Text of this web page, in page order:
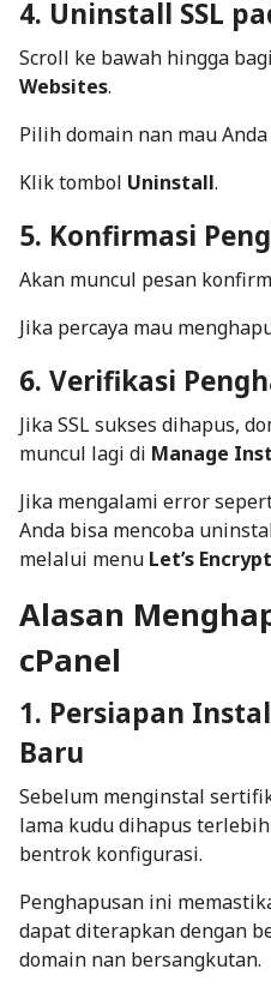
4. Uninstall SSL
Scroll ke bawah hingga
Websites.
Pilih domain nan mau Anda
Klik tombol Uninstall.
5. Konfirmasi
Akan muncul pesan
Jika percaya mau
6. Verifikasi
Jika SSL sukses dihapus,
muncul lagi di Manage
Jika mengalami error
Anda bisa mencoba
melalui menu Let’s Encrypt
Alasan
cPanel
1. Persiapan
Baru
Sebelum menginstal
lama kudu dihapus
bentrok konfigurasi.
Penghapusan ini
dapat diterapkan dengan
domain nan bersangkutan.